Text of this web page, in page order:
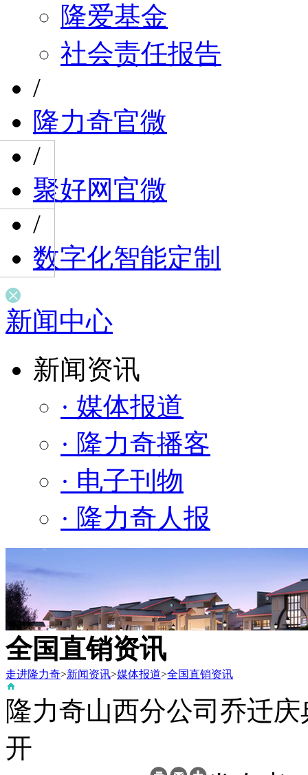
隆爱基金
社会责任报告
/
隆力奇官微
/
聚好网官微
/
数字化智能定制
新闻中心
新闻资讯
· 媒体报道
· 隆力奇播客
· 电子刊物
· 隆力奇人报
全国直销资讯
走进隆力奇>新闻资讯>媒体报道>全国直销资讯
隆力奇山西分公司乔迁
开